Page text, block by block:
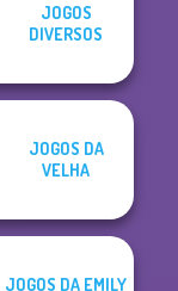
JOGOS
DIVERSOS
JOGOS DA
VELHA
JOGOS DA EMILY